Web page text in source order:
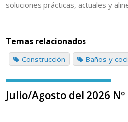
soluciones prácticas, actuales y
Temas relacionados
Construcción Baños y
Julio/Agosto del 2026 Nº